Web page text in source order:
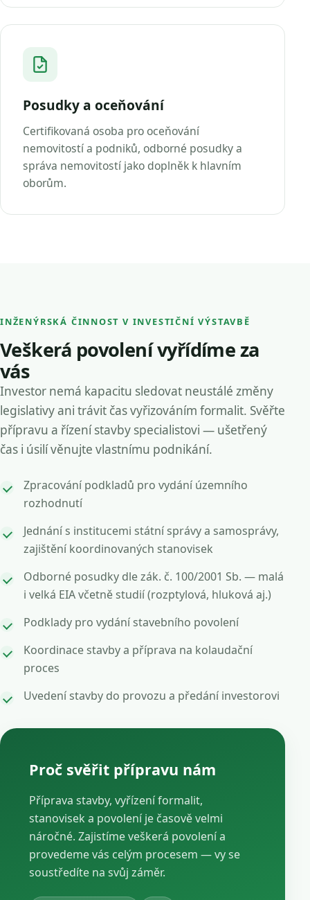
Posudky a oceňování
Certifikovaná osoba pro oceňování
nemovitostí a podniků, odborné posudky a
správa nemovitostí jako doplněk k hlavním
oborům.
INŽENÝRSKÁ ČINNOST V INVESTIČNÍ VÝSTAVBĚ
Veškerá povolení vyřídíme za
vás
Investor nemá kapacitu sledovat neustálé změny
legislativy ani trávit čas vyřizováním formalit. Svěřte
přípravu a řízení stavby specialistovi — ušetřený
čas i úsilí věnujte vlastnímu podnikání.
Zpracování podkladů pro vydání územního
rozhodnutí
Jednání s institucemi státní správy a samosprávy,
zajištění koordinovaných stanovisek
Odborné posudky dle zák. č. 100/2001 Sb. — malá
i velká EIA včetně studií (rozptylová, hluková aj.)
Podklady pro vydání stavebního povolení
Koordinace stavby a příprava na kolaudační
proces
Uvedení stavby do provozu a předání investorovi
Proč svěřit přípravu nám
Příprava stavby, vyřízení formalit,
stanovisek a povolení je časově velmi
náročné. Zajistíme veškerá povolení a
provedeme vás celým procesem — vy se
soustředíte na svůj záměr.